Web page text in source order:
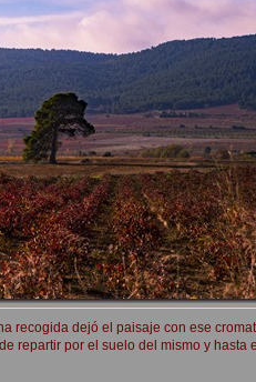
recogida dejó el paisaje con ese
repartir por el suelo del mismo y hasta